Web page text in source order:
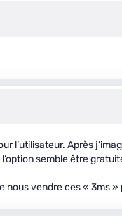
l’utilisateur. Après
semble être
nous vendre ces « 3ms